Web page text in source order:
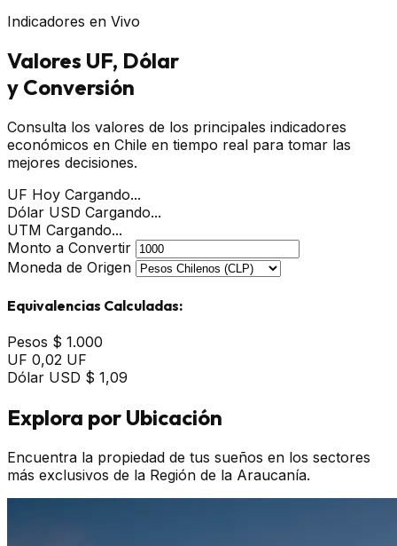
Indicadores en Vivo
Valores UF, Dólar
y Conversión
Consulta los valores de los principales indicadores
económicos en Chile en tiempo real para tomar las
mejores decisiones.
UF Hoy Cargando...
Dólar USD Cargando...
UTM Cargando...
Monto a Convertir
Moneda de Origen
Equivalencias Calculadas:
Pesos $ 1.000
UF 0,02 UF
Dólar USD $ 1,09
Explora por Ubicación
Encuentra la propiedad de tus sueños en los sectores
más exclusivos de la Región de la Araucanía.